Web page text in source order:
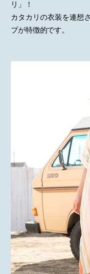
リ」！
カタカリの衣装を連想
プが特徴的です。